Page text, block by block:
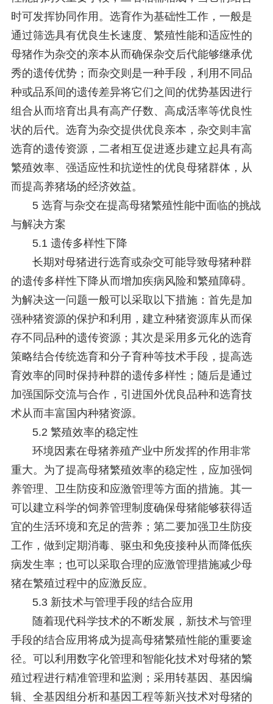
时可发挥协同作用。选育作为基础性工作，一般是
通过筛选具有优良生长速度、繁殖性能和适应性的
母猪作为杂交的亲本从而确保杂交后代能够继承优
秀的遗传优势；而杂交则是一种手段，利用不同品
种或品系间的遗传差异将它们之间的优势基因进行
组合从而培育出具有高产仔数、高成活率等优良性
状的后代。选育为杂交提供优良亲本，杂交则丰富
选育的遗传资源，二者相互促进逐步建立起具有高
繁殖效率、强适应性和抗逆性的优良母猪群体，从
而提高养猪场的经济效益。
5 选育与杂交在提高母猪繁殖性能中面临的挑战
与解决方案
5.1 遗传多样性下降
长期对母猪进行选育或杂交可能导致母猪种群
的遗传多样性下降从而增加疾病风险和繁殖障碍。
为解决这一问题一般可以采取以下措施：首先是加
强种猪资源的保护和利用，建立种猪资源库从而保
存不同品种的遗传资源；其次是采用多元化的选育
策略结合传统选育和分子育种等技术手段，提高选
育效率的同时保持种群的遗传多样性；随后是通过
加强国际交流与合作，引进国外优良品种和选育技
术从而丰富国内种猪资源。
5.2 繁殖效率的稳定性
环境因素在母猪养殖产业中所发挥的作用非常
重大。为了提高母猪繁殖效率的稳定性，应加强饲
养管理、卫生防疫和应激管理等方面的措施。其一
可以建立科学的饲养管理制度确保母猪能够获得适
宜的生活环境和充足的营养；第二要加强卫生防疫
工作，做到定期消毒、驱虫和免疫接种从而降低疾
病发生率；也可以采取合理的应激管理措施减少母
猪在繁殖过程中的应激反应。
5.3 新技术与管理手段的结合应用
随着现代科学技术的不断发展，新技术与管理
手段的结合应用将成为提高母猪繁殖性能的重要途
径。可以利用数字化管理和智能化技术对母猪的繁
殖过程进行精准管理和监测；采用转基因、基因编
辑、全基因组分析和基因工程等新兴技术对母猪的